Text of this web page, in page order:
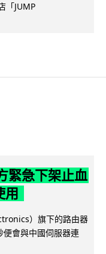
「JUMP
緊急下架止血
用
）旗下的路由器
便會與中國伺服器連